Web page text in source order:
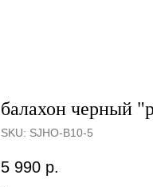
балахон черный
SKU: SJHO-B10-5
5 990 р.